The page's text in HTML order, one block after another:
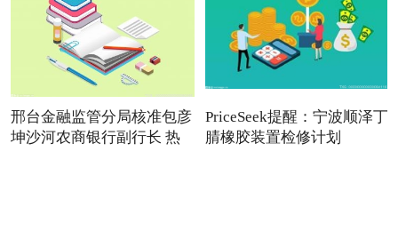
邢台金融监管分局核准包彦
坤沙河农商银行副行长 热
PriceSeek提醒：宁波顺泽丁
腈橡胶装置检修计划